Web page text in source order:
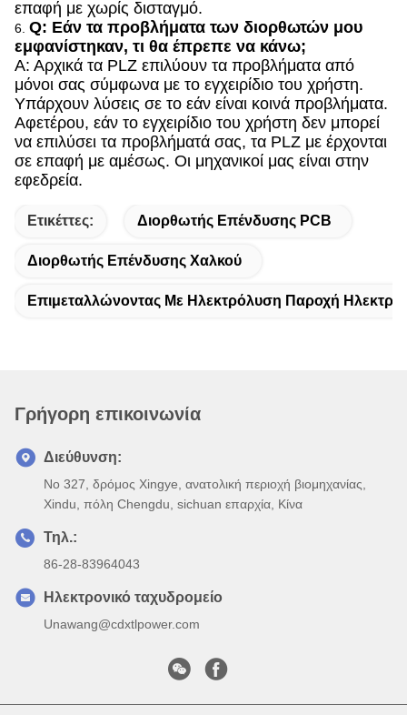
επαφή με χωρίς δισταγμό.
6. Q: Εάν τα προβλήματα των διορθωτών μου
εμφανίστηκαν, τι θα έπρεπε να κάνω;
Α: Αρχικά τα PLZ επιλύουν τα προβλήματα από
μόνοι σας σύμφωνα με το εγχειρίδιο του χρήστη.
Υπάρχουν λύσεις σε το εάν είναι κοινά προβλήματα.
Αφετέρου, εάν το εγχειρίδιο του χρήστη δεν μπορεί
να επιλύσει τα προβλήματά σας, τα PLZ με έρχονται
σε επαφή με αμέσως. Οι μηχανικοί μας είναι στην
εφεδρεία.
Ετικέττες: Διορθωτής Επένδυσης PCB
Διορθωτής Επένδυσης Χαλκού
Επιμεταλλώνοντας Με Ηλεκτρόλυση Παροχή
Γρήγορη επικοινωνία
Διεύθυνση:
Νο 327, δρόμος Xingye, ανατολική περιοχή βιομηχανίας,
Xindu, πόλη Chengdu, sichuan επαρχία, Κίνα
Τηλ.:
86-28-83964043
Ηλεκτρονικό ταχυδρομείο
Unawang@cdxtlpower.com